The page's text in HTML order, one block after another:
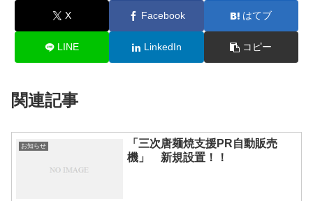
X Facebook はてブ
LINE LinkedIn コピー
関連記事
お知らせ
「三次唐麺焼支援PR自動販売
機」 新規設置！！